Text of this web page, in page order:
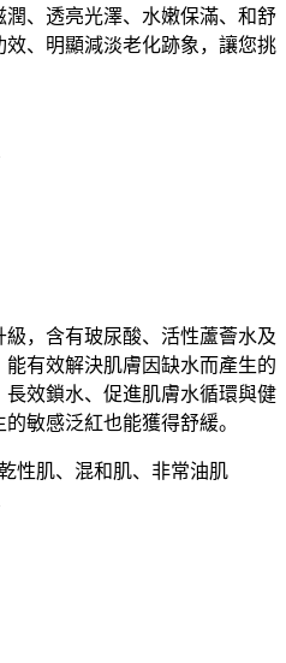
、透亮光澤、水嫩保滿、和舒
、明顯減淡老化跡象，讓您挑
級，含有玻尿酸、活性蘆薈水及
有效解決肌膚因缺水而產生的
效鎖水、促進肌膚水循環與健
敏感泛紅也能獲得舒緩。
性肌、混和肌、非常油肌